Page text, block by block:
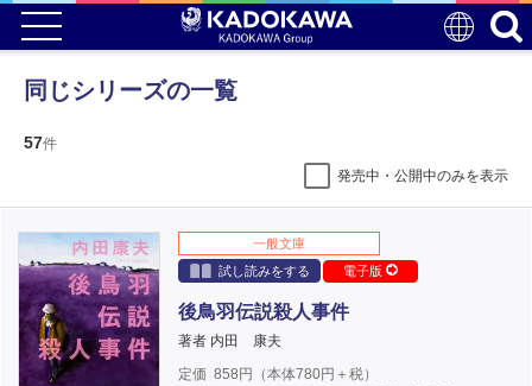
同じシリーズの一覧
57件
発売中・公開中のみを表示
一般文庫
試し読みをする
電子版
後鳥羽伝説殺人事件
著者 内田 康夫
定価 858 円（本体780円＋税）